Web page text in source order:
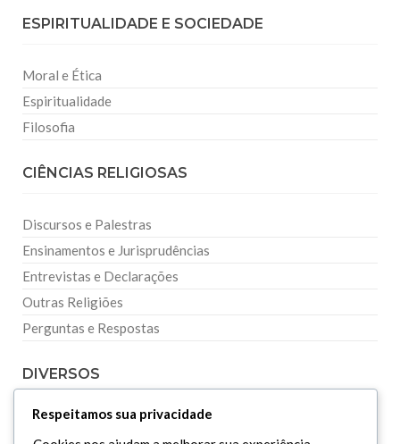
ESPIRITUALIDADE E SOCIEDADE
Moral e Ética
Espiritualidade
Filosofia
CIÊNCIAS RELIGIOSAS
Discursos e Palestras
Ensinamentos e Jurisprudências
Entrevistas e Declarações
Outras Religiões
Perguntas e Respostas
DIVERSOS
Curiosidades
Respeitamos sua privacidade